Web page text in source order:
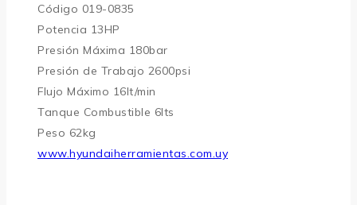
Código 019-0835
Potencia 13HP
Presión Máxima 180bar
Presión de Trabajo 2600psi
Flujo Máximo 16lt/min
Tanque Combustible 6lts
Peso 62kg
www.hyundaiherramientas.com.uy